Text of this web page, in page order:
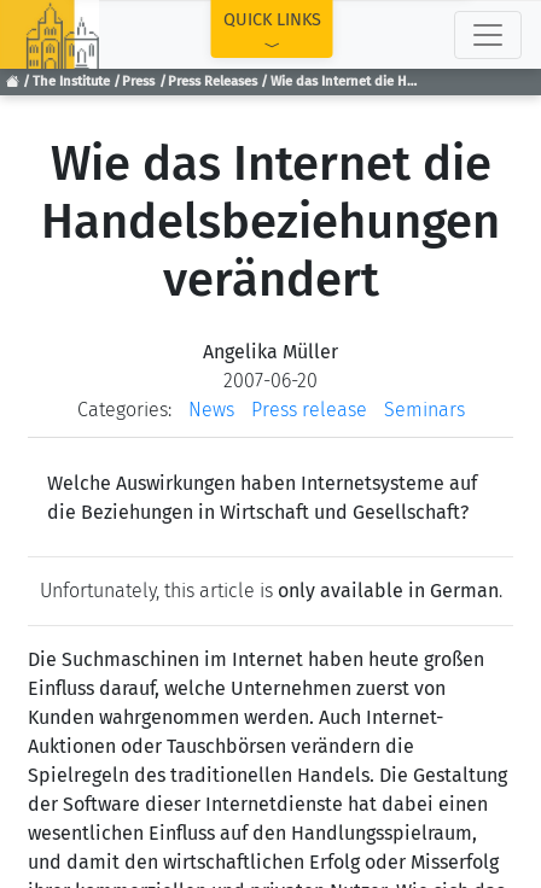
The Institute Press Press Releases Wie das Internet die Handelsbeziehungen verändert
QUICK LINKS
Wie das Internet die
Handelsbeziehungen
verändert
Angelika Müller
2007-06-20
Categories:
News Press release Seminars
Welche Auswirkungen haben Internetsysteme auf
die Beziehungen in Wirtschaft und Gesellschaft?
Unfortunately, this article is only available in German.
Die Suchmaschinen im Internet haben heute großen
Einfluss darauf, welche Unternehmen zuerst von
Kunden wahrgenommen werden. Auch Internet-
Auktionen oder Tauschbörsen verändern die
Spielregeln des traditionellen Handels. Die Gestaltung
der Software dieser Internetdienste hat dabei einen
wesentlichen Einfluss auf den Handlungsspielraum,
und damit den wirtschaftlichen Erfolg oder Misserfolg